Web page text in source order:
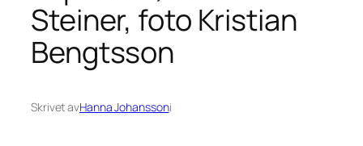
Steiner, foto Kristian
Bengtsson
Skrivet avHanna Johanssoni